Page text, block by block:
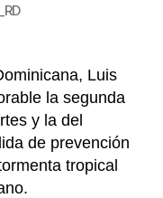
Luis
la segunda
y la del
de prevención
tropical